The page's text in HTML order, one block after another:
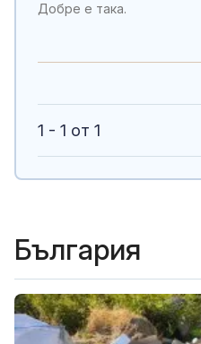
Добре е така.
1 - 1 от 1
България